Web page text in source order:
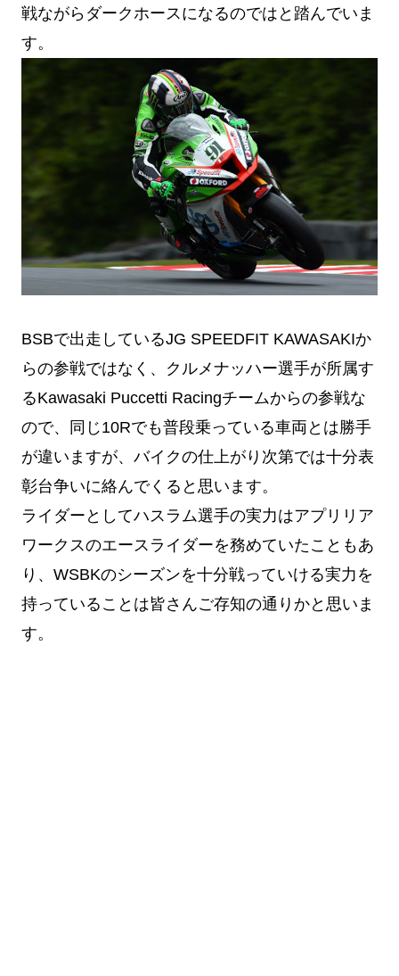
戦ながらダークホースになるのではと踏んでいま
す。
BSBで出走しているJG SPEEDFIT KAWASAKIか
らの参戦ではなく、クルメナッハー選手が所属す
るKawasaki Puccetti Racingチームからの参戦な
ので、同じ10Rでも普段乗っている車両とは勝手
が違いますが、バイクの仕上がり次第では十分表
彰台争いに絡んでくると思います。
ライダーとしてハスラム選手の実力はアプリリア
ワークスのエースライダーを務めていたこともあ
り、WSBKのシーズンを十分戦っていける実力を
持っていることは皆さんご存知の通りかと思いま
す。